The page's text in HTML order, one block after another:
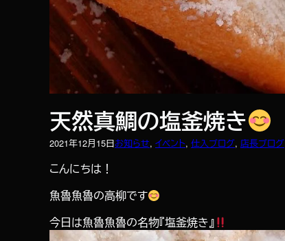
天然真鯛の塩釜焼き
2021年12月15日お知らせ, イベント, 仕入ブログ, 店長ブログ
こんにちは！
魚魯魚魯の高柳です
今日は魚魯魚魯の名物『塩釜焼き』